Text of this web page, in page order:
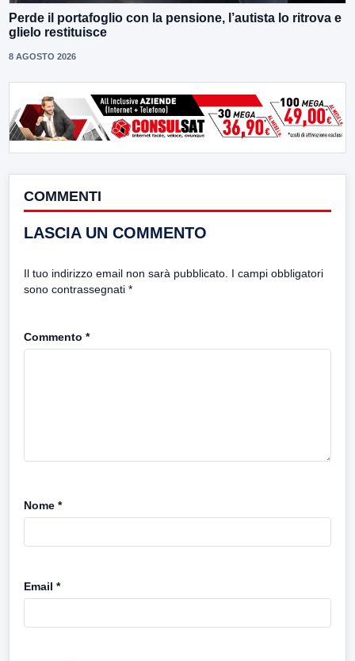
Perde il portafoglio con la pensione, l’autista lo ritrova e
glielo restituisce
8 AGOSTO 2026
COMMENTI
LASCIA UN COMMENTO
Il tuo indirizzo email non sarà pubblicato. I campi obbligatori
sono contrassegnati *
Commento *
Nome *
Email *